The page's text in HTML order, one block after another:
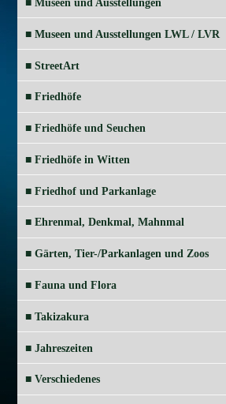
■ Museen und Ausstellungen
■ Museen und Ausstellungen LWL / LVR
■ StreetArt
■ Friedhöfe
■ Friedhöfe und Seuchen
■ Friedhöfe in Witten
■ Friedhof und Parkanlage
■ Ehrenmal, Denkmal, Mahnmal
■ Gärten, Tier-/Parkanlagen und Zoos
■ Fauna und Flora
■ Takizakura
■ Jahreszeiten
■ Verschiedenes